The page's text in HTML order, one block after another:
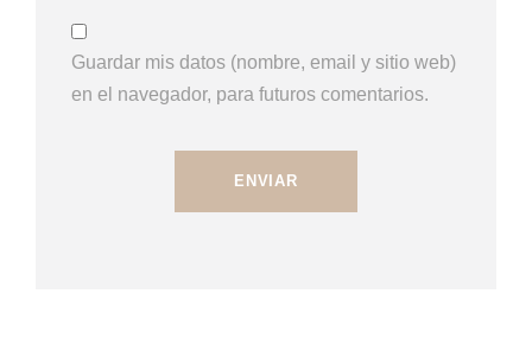
Guardar mis datos (nombre, email y sitio web)
en el navegador, para futuros comentarios.